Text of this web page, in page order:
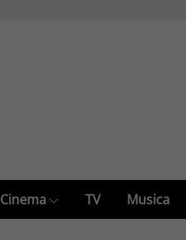
Cinema TV Musica